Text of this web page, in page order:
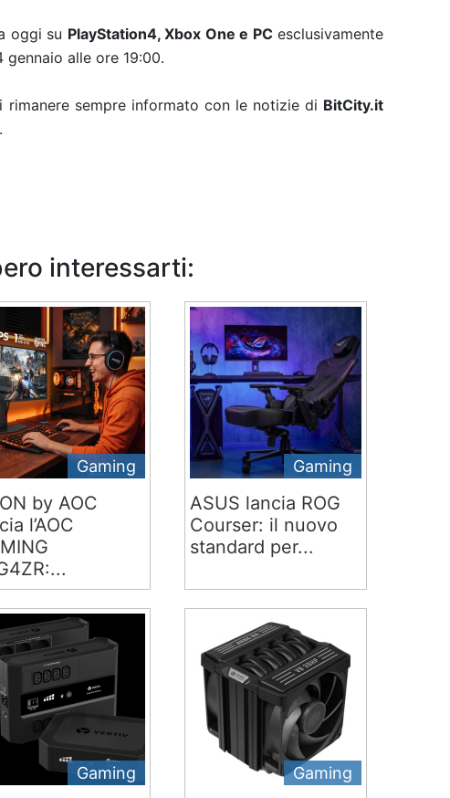
oggi su PlayStation4, Xbox One e PCesclusivamente
alle ore 19:00.
sempre informato con le notizie di BitCity.it
.
interessarti:
Gaming
by AOC
l’AOC
Gaming
ASUS lancia ROG
Courser: il nuovo
standard per...
Gaming Gaming